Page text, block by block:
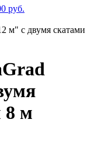
руб.
м" с двумя скатами
8 м